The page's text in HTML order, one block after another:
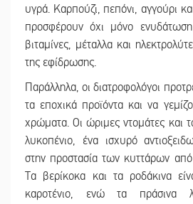
υγρά. Καρπούζι, πεπόνι, αγγούρι
προσφέρουν όχι μόνο
βιταμίνες, μέταλλα και
της εφίδρωσης.
Παράλληλα, οι διατροφολόγοι
τα εποχικά προϊόντα και να
χρώματα. Οι ώριμες ντομάτες και
λυκοπένιο, ένα ισχυρό
στην προστασία των κυττάρων από
Τα βερίκοκα και τα ροδάκινα
καροτένιο, ενώ τα πράσινα